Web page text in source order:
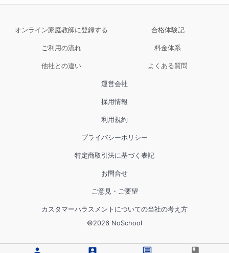
オンライン家庭教師に登録する 合格体験記
ご利用の流れ 料金体系
他社との違い よくある質問
運営会社
採用情報
利用規約
プライバシーポリシー
特定商取引法に基づく表記
お問合せ
ご意見・ご要望
カスタマーハラスメントについての当社の考え方
©2026 NoSchool